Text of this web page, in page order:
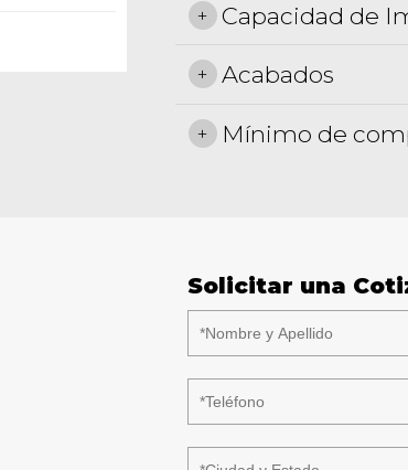
Capacidad de
Acabados
Mínimo de
Solicitar una